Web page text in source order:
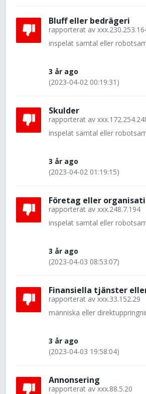
Bluff eller bedrägeri
rapporterat av
inspelat samtal eller
3 år ago
(2023-04-02 00:19:31)
Skulder
rapporterat av
inspelat samtal eller
3 år ago
(2023-04-02 01:19:15)
Företag eller
rapporterat av xxx.248.7.194
inspelat samtal eller
3 år ago
(2023-04-03 08:53:07)
Finansiella tjänster
rapporterat av xxx.33.152.29
människa eller
3 år ago
(2023-04-03 19:58:04)
Annonsering
rapporterat av xxx.88.5.20